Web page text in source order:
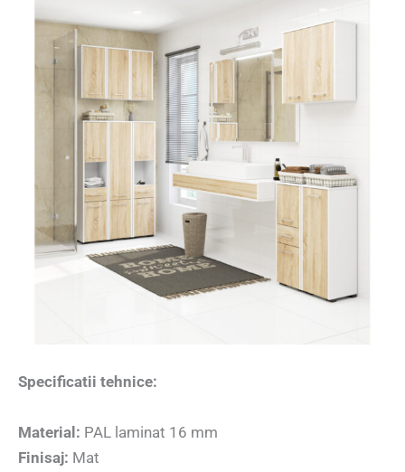
Specificatii tehnice:
Material: PAL laminat 16 mm
Finisaj: Mat